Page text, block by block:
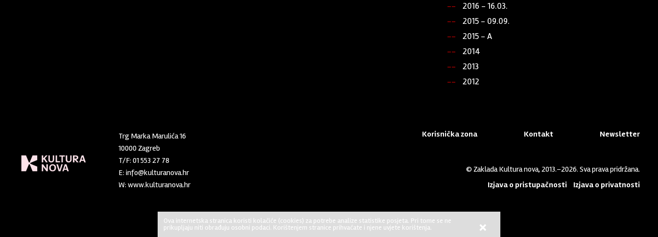
2016 - 16.03.
2015 - 09.09.
2015 - A
2014
2013
2012
Trg Marka Marulića 16
10000 Zagreb
T/F: 01 553 27 78
E: info@kulturanova.hr
W: www.kulturanova.hr
Korisnička zona Kontakt Newsletter
© Zaklada Kultura nova, 2013.–2026. Sva prava pridržana.
Izjava o pristupačnosti
Izjava o privatnosti
No Result Website Carbon ×
Ova internetska stranica koristi kolačiće (cookies) za potrebe analize statistike posjeta. Pri tome se ne
prikupljaju niti obrađuju osobni podaci. Korištenjem stranice prihvaćate i njene uvjete korištenja.